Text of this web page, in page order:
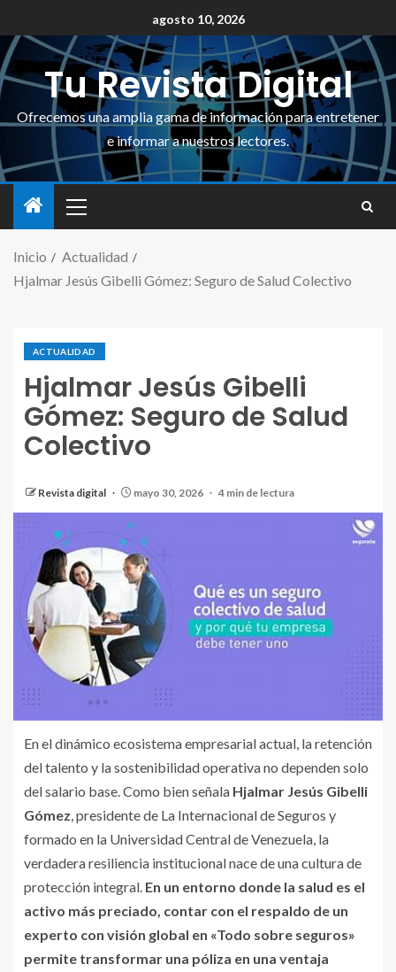
agosto 10, 2026
Tu Revista Digital
Ofrecemos una amplia gama de información para entretener
e informar a nuestros lectores.
Inicio
Actualidad
Hjalmar Jesús Gibelli Gómez: Seguro de Salud Colectivo
ACTUALIDAD
Hjalmar Jesús Gibelli
Gómez: Seguro de Salud
Colectivo
Revista digital mayo 30, 2026 4 min de lectura
En el dinámico ecosistema empresarial actual, la retención
del talento y la sostenibilidad operativa no dependen solo
del salario base. Como bien señala Hjalmar Jesús Gibelli
Gómez , presidente de La Internacional de Seguros y
formado en la Universidad Central de Venezuela, la
verdadera resiliencia institucional nace de una cultura de
protección integral. En un entorno donde la salud es el
activo más preciado, contar con el respaldo de un
experto con visión global en «Todo sobre seguros»
permite transformar una póliza en una ventaja